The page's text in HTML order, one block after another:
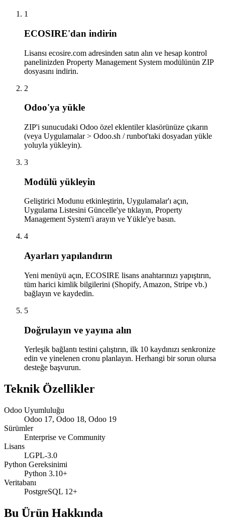
1
ECOSIRE'dan indirin
Lisansı ecosire.com adresinden satın alın ve hesap kontrol
panelinizden Property Management System modülünün ZIP
dosyasını indirin.
2
Odoo'ya yükle
ZIP'i sunucudaki Odoo özel eklentiler klasörünüze çıkarın
(veya Uygulamalar > Odoo.sh / runbot'taki dosyadan yükle
yoluyla yükleyin).
3
Modülü yükleyin
Geliştirici Modunu etkinleştirin, Uygulamalar'ı açın,
Uygulama Listesini Güncelle'ye tıklayın, Property
Management System'i arayın ve Yükle'ye basın.
4
Ayarları yapılandırın
Yeni menüyü açın, ECOSIRE lisans anahtarınızı yapıştırın,
tüm harici kimlik bilgilerini (Shopify, Amazon, Stripe vb.)
bağlayın ve kaydedin.
5
Doğrulayın ve yayına alın
Yerleşik bağlantı testini çalıştırın, ilk 10 kaydınızı senkronize
edin ve yinelenen cronu planlayın. Herhangi bir sorun olursa
desteğe başvurun.
Teknik Özellikler
Odoo Uyumluluğu
Odoo 17, Odoo 18, Odoo 19
Sürümler
Enterprise ve Community
Lisans
LGPL-3.0
Python Gereksinimi
Python 3.10+
Veritabanı
PostgreSQL 12+
Bu Ürün Hakkında